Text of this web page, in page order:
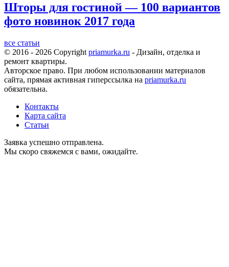
Шторы для гостиной — 100 вариантов
фото новинок 2017 года
все статьи
© 2016 - 2026 Copyright priamurka.ru - Дизайн, отделка и
ремонт квартиры.
Авторское право. При любом использовании материалов
сайта, прямая активная гиперссылка на priamurka.ru
обязательна.
Контакты
Карта сайта
Статьи
Заявка успешно отправлена.
Мы скоро свяжемся с вами, ожидайте.